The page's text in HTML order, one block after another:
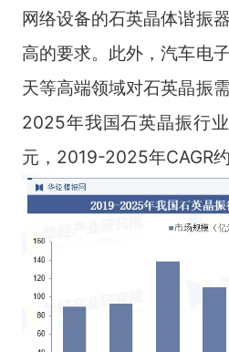
网络设备的石英晶体谐振
高的要求。此外，汽车电
天等高端领域对石英晶振
2025年我国石英晶振行
元，2019-2025年CAGR约